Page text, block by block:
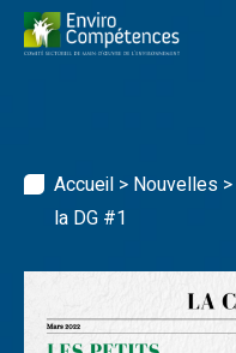
Skip
content
Accueil > Nouvelles >
la DG #1